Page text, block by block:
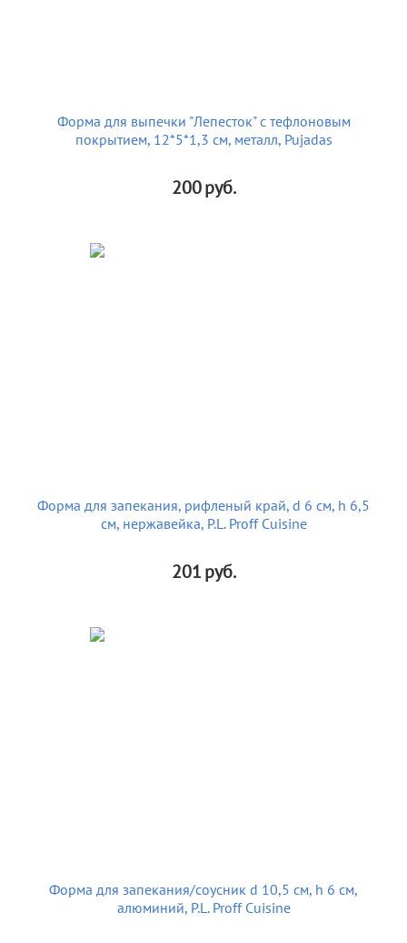
Форма для выпечки "Лепесток" с тефлоновым
покрытием, 12*5*1,3 см, металл, Pujadas
200руб.
Форма для запекания, рифленый край, d 6 см, h 6,5
см, нержавейка, P.L. Proff Cuisine
201руб.
Форма для запекания/соусник d 10,5 см, h 6 см,
алюминий, P.L. Proff Cuisine